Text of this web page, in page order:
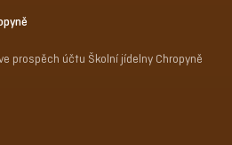
prospěch účtu Školní jídelny Chropyně